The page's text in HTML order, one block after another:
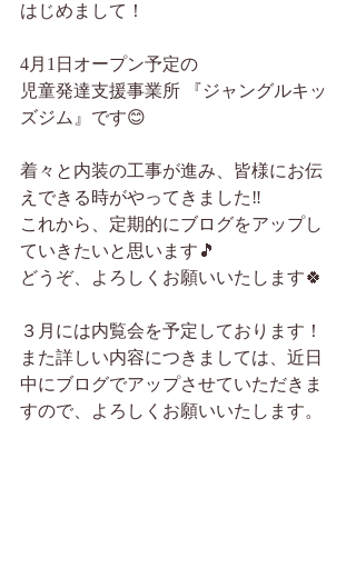
はじめまして！
4月1日オープン予定の
児童発達支援事業所 『ジャングルキッ
ズジム』です😊
着々と内装の工事が進み、皆様にお伝
えできる時がやってきました‼
これから、定期的にブログをアップし
ていきたいと思います🎵
どうぞ、よろしくお願いいたします🍀
３月には内覧会を予定しております！
また詳しい内容につきましては、近日
中にブログでアップさせていただきま
すので、よろしくお願いいたします。